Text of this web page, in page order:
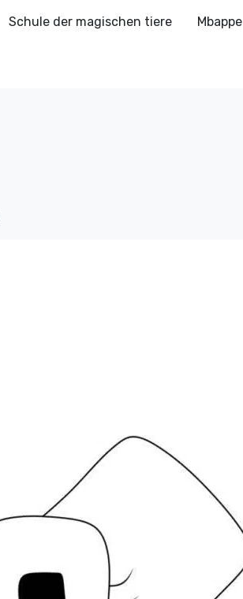
Schule der magischen tiere Mbappe